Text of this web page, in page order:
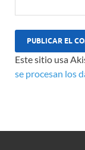
Este sitio usa
se procesan los